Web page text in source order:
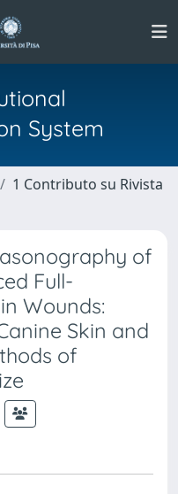
System
1 Contributo su Rivista
of
Full-
Wounds:
Skin and
of